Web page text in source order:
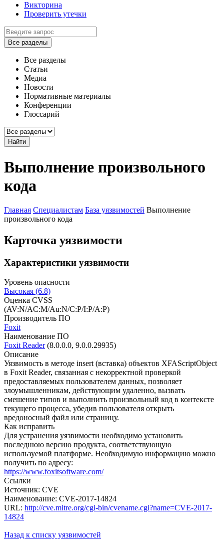
Викторина
Проверить утечки
Все разделы
Все разделы
Статьи
Медиа
Новости
Нормативные материалы
Конференции
Глоссарий
Найти
Выполнение произвольного
кода
Главная Специалистам База уязвимостей Выполнение
произвольного кода
Карточка уязвимости
Характеристики уязвимости
Уровень опасности
Высокая (6.8)
Оценка CVSS
(AV:N/AC:M/Au:N/C:P/I:P/A:P)
Производитель ПО
Foxit
Наименование ПО
Foxit Reader(8.0.0.0, 9.0.0.29935)
Описание
Уязвимость в методе insert (вставка) объектов XFAScriptObject
в Foxit Reader, связанная с некорректной проверкой
предоставляемых пользователем данных, позволяет
злоумышленникам, действующим удаленно, вызвать
смешение типов и выполнить произвольный код в контексте
текущего процесса, убедив пользователя открыть
вредоносный файл или страницу.
Как исправить
Для устранения уязвимости необходимо установить
последнюю версию продукта, соответствующую
используемой платформе. Необходимую информацию можно
получить по адресу:
https://www.foxitsoftware.com/
Ссылки
Источник: CVE
Наименование: CVE-2017-14824
URL: http://cve.mitre.org/cgi-bin/cvename.cgi?name=CVE-2017-
14824
Назад к списку уязвимостей